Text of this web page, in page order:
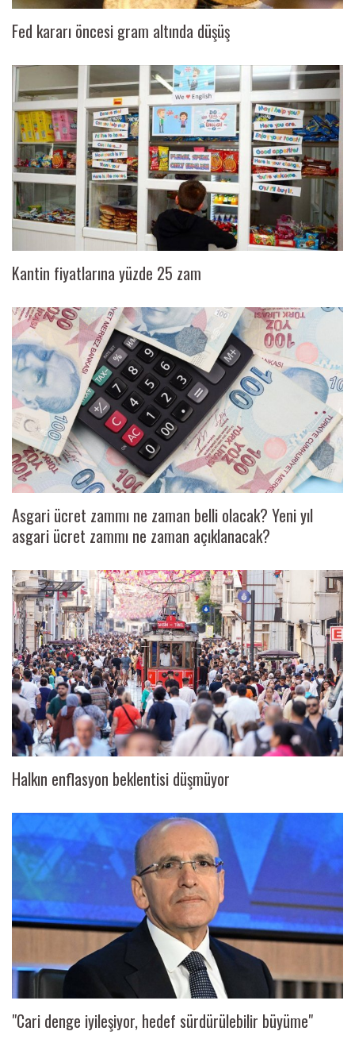
Fed kararı öncesi gram altında düşüş
Kantin fiyatlarına yüzde 25 zam
Asgari ücret zammı ne zaman belli olacak? Yeni yıl
asgari ücret zammı ne zaman açıklanacak?
Halkın enflasyon beklentisi düşmüyor
"Cari denge iyileşiyor, hedef sürdürülebilir büyüme"